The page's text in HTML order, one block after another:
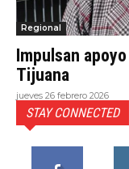
Regional
Impulsan
Tijuana
jueves 26 febrero 2026
STAY CONNECTED